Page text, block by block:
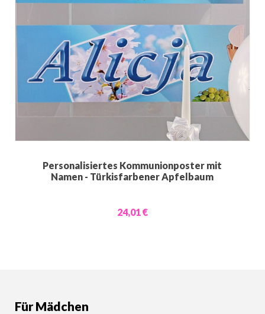
Personalisiertes Kommunionposter mit
Namen - Türkisfarbener Apfelbaum
24,01 €
Für Mädchen